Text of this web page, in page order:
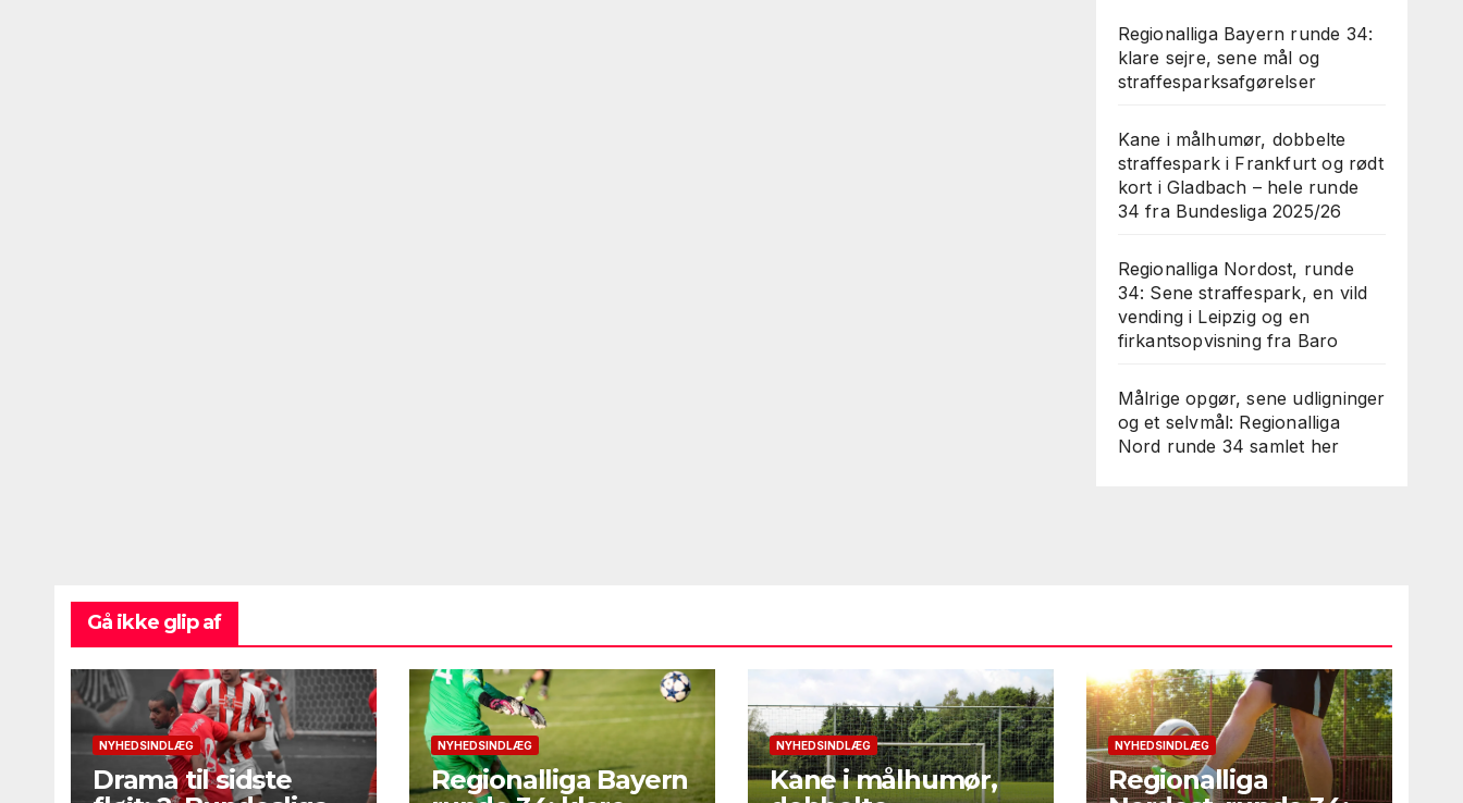
Regionalliga Bayern runde 34:
klare sejre, sene mål og
straffesparksafgørelser
Kane i målhumør, dobbelte
straffespark i Frankfurt og rødt
kort i Gladbach – hele runde
34 fra Bundesliga 2025/26
Regionalliga Nordost, runde
34: Sene straffespark, en vild
vending i Leipzig og en
firkantsopvisning fra Baro
Målrige opgør, sene udligninger
og et selvmål: Regionalliga
Nord runde 34 samlet her
Gå ikke glip af
NYHEDSINDLÆG
Drama til sidste
NYHEDSINDLÆG
Regionalliga Bayern
NYHEDSINDLÆG
Kane i målhumør,
NYHEDSINDLÆG
Regionalliga